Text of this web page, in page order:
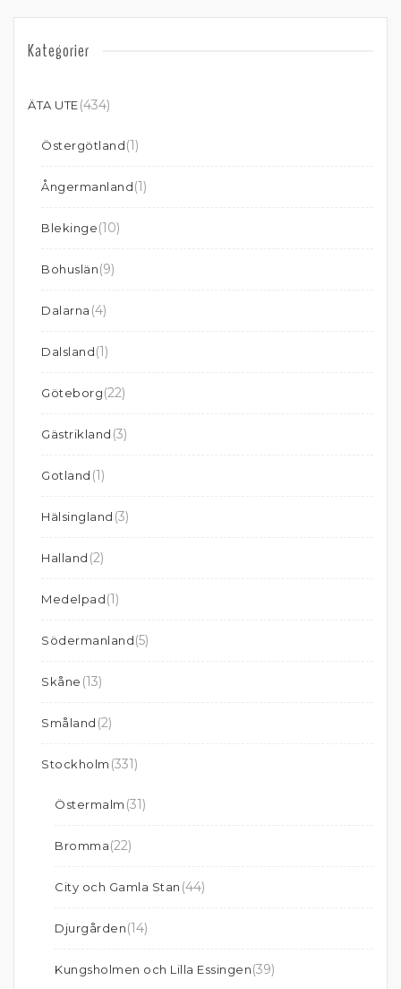
Kategorier
ÄTA UTE(434)
Östergötland(1)
Ångermanland(1)
Blekinge(10)
Bohuslän(9)
Dalarna (4)
Dalsland(1)
Göteborg(22)
Gästrikland (3)
Gotland (1)
Hälsingland (3)
Halland (2)
Medelpad(1)
Södermanland(5)
Skåne (13)
Småland (2)
Stockholm (331)
Östermalm (31)
Bromma(22)
City och Gamla Stan (44)
Djurgården(14)
Kungsholmen och Lilla Essingen(39)